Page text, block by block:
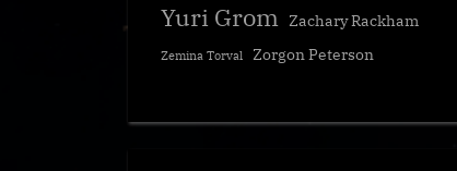
Yuri Grom Zachary Rackham
Zemina Torval Zorgon Peterson